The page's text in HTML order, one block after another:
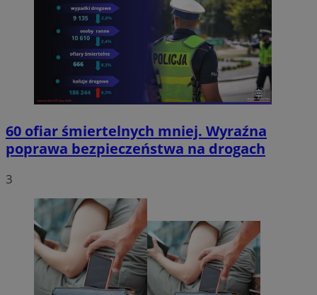
60 ofiar śmiertelnych mniej. Wyraźna
poprawa bezpieczeństwa na drogach
3